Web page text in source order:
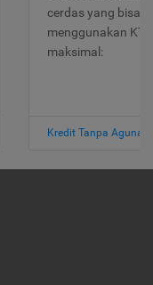
cerdas yang bisa
menggunakan
maksimal:
Kredit Tanpa Agunan